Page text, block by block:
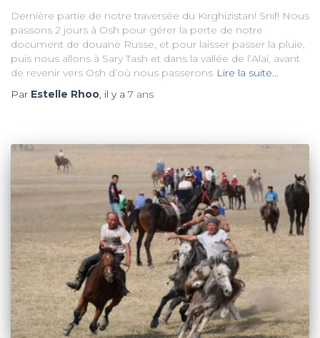
Dernière partie de notre traversée du Kirghizistan! Snif! Nous
passons 2 jours à Osh pour gérer la perte de notre
document de douane Russe, et pour laisser passer la pluie,
puis nous allons à Sary Tash et dans la vallée de l’Alaï, avant
de revenir vers Osh d’où nous passerons Lire la suite…
Par Estelle Rhoo, il y a 7 ans